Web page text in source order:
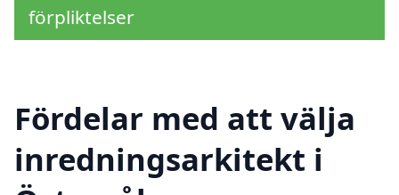
förpliktelser
Fördelar med att välja
inredningsarkitekt i